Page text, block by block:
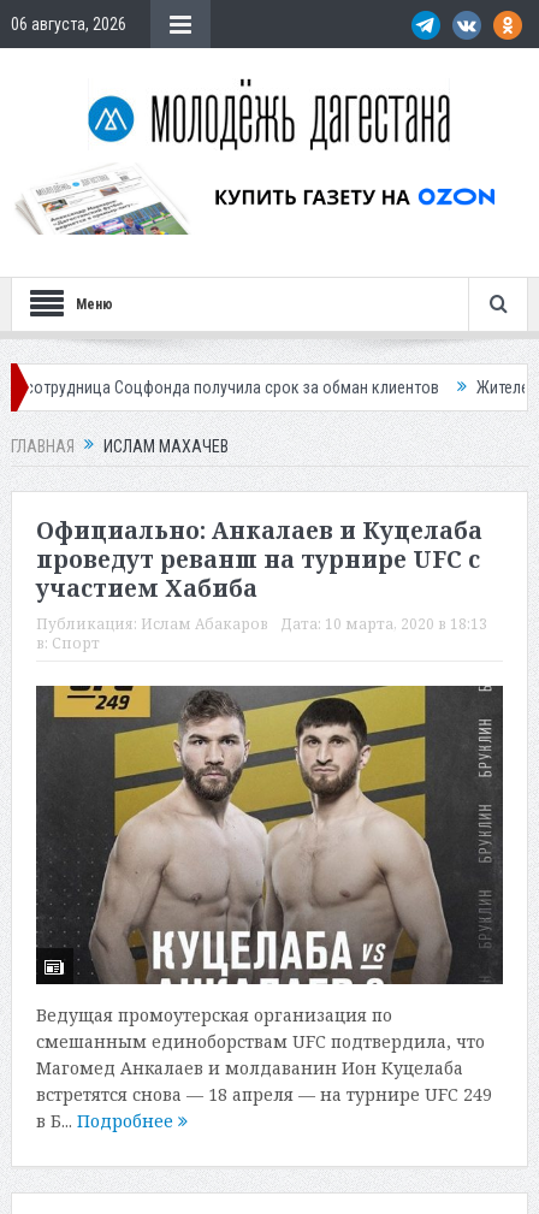
06 августа, 2026
Меню
получила срок за обман клиентов Жителей Дагестана
ГЛАВНАЯ ИСЛАМ МАХАЧЕВ
Официально: Анкалаев и Куцелаба
проведут реванш на турнире UFC с
участием Хабиба
Публикация: Ислам Абакаров Дата: 10 марта, 2020 в 18:13
в: Спорт
Ведущая промоутерская организация по
смешанным единоборствам UFC подтвердила, что
Магомед Анкалаев и молдаванин Ион Куцелаба
встретятся снова — 18 апреля — на турнире UFC 249
в Б... Подробнее